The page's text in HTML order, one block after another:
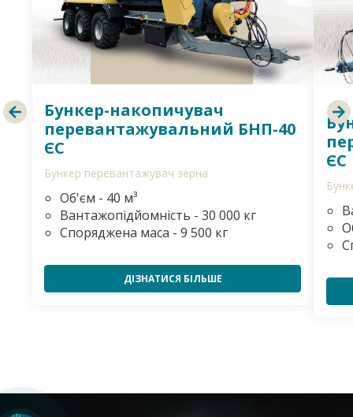
Бункер-накопичувач
перевантажувальний БНП-40
ЄС
Бункер перевантажувач зерна
Об'єм - 40 м³
Вантажопідйомність - 30 000 кг
Споряджена маса - 9 500 кг
ДІЗНАТИСЯ БІЛЬШЕ
ЄС